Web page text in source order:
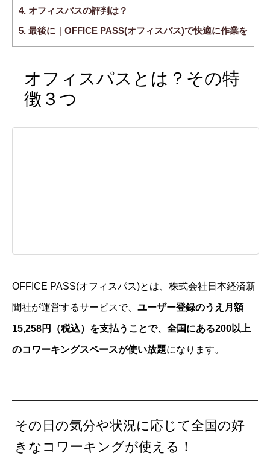
4. オフィスパスの評判は？
5. 最後に｜OFFICE PASS(オフィスパス)で快適に作業を
オフィスパスとは？その特
徴３つ
OFFICE PASS(オフィスパス)とは、株式会社日本経済新
聞社が運営するサービスで、 ユーザー登録のうえ月額
15,258円（税込）を支払うことで、全国にある200以上
のコワーキングスペースが使い放題になります。
その日の気分や状況に応じて全国の好
きなコワーキングが使える！